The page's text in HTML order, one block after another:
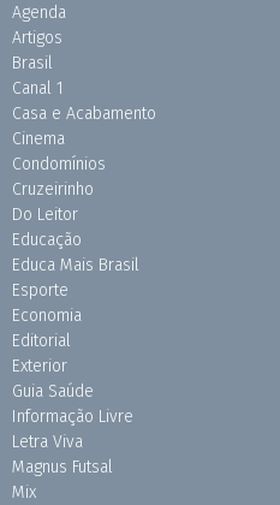
Agenda
Artigos
Brasil
Canal 1
Casa e Acabamento
Cinema
Condomínios
Cruzeirinho
Do Leitor
Educação
Educa Mais Brasil
Esporte
Economia
Editorial
Exterior
Guia Saúde
Informação Livre
Letra Viva
Magnus Futsal
Mix